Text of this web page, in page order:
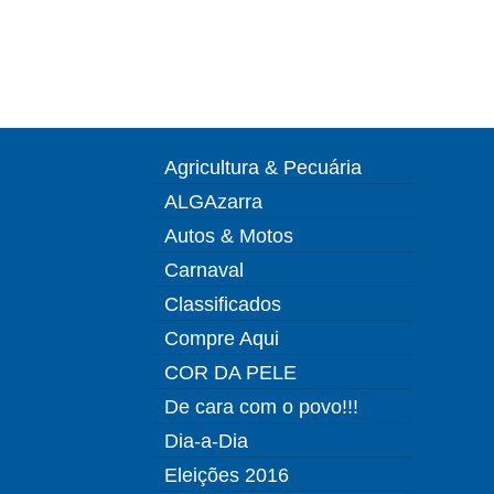
Agricultura & Pecuária
ALGAzarra
Autos & Motos
Carnaval
Classificados
Compre Aqui
COR DA PELE
De cara com o povo!!!
Dia-a-Dia
Eleições 2016